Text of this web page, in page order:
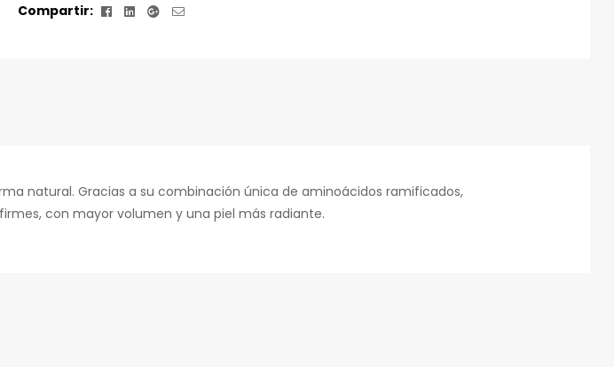
Compartir:
Facebook
LinkedinGoogle+
Correo
natural. Gracias a su combinación única de aminoácidos ramificados,
con mayor volumen y una piel más radiante.